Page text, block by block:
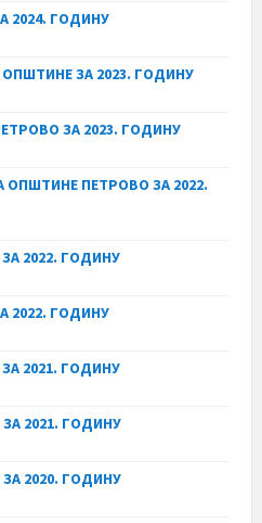
2024. ГОДИНУ
ЗА 2023. ГОДИНУ
ЗА 2023. ГОДИНУ
ПЕТРОВО ЗА 2022.
2022. ГОДИНУ
2022. ГОДИНУ
2021. ГОДИНУ
2021. ГОДИНУ
2020. ГОДИНУ